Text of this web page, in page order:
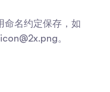
命名约定保存，如
。